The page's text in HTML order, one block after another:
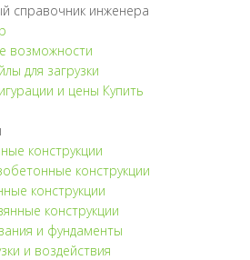
справочник инженера
возможности
для загрузки
и цены Купить
конструкции
конструкции
конструкции
конструкции
и фундаменты
и воздействия